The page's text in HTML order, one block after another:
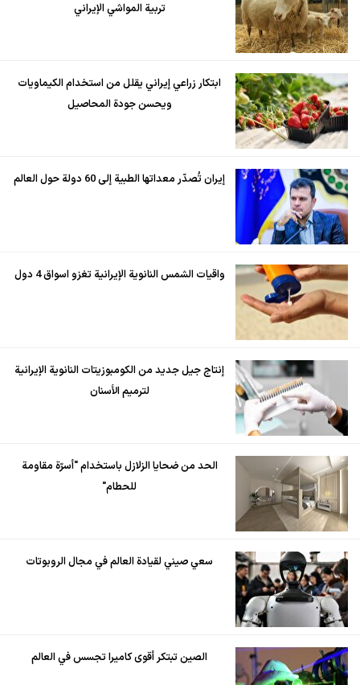
تربية المواشي الإيراني
ابتكار زراعي إيراني يقلل من استخدام الكيماويات
ويحسن جودة المحاصيل
إيران تُصدّر معداتها الطبية إلى 60 دولة حول العالم
واقيات الشمس النانوية الإيرانية تغزو اسواق 4 دول
إنتاج جيل جديد من الكومبوزيتات النانوية الإيرانية
لترميم الأسنان
الحد من ضحايا الزلازل باستخدام "أسرّة مقاومة
للحطام"
سعي صيني لقيادة العالم في مجال الروبوتات
الصين تبتكر أقوى كاميرا تجسس في العالم